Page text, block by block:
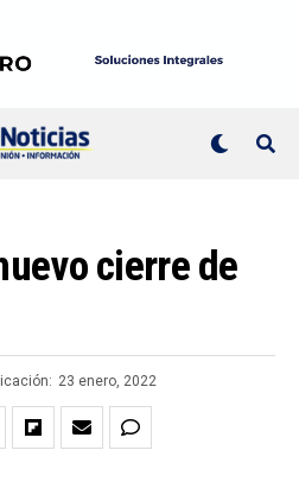
cierre de
23 enero, 2022